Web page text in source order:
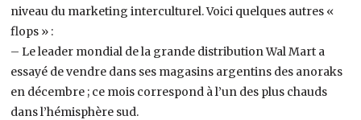
niveau du marketing interculturel. Voici quelques autres «
flops » :
– Le leader mondial de la grande distribution Wal Mart a
essayé de vendre dans ses magasins argentins des anoraks
en décembre ; ce mois correspond à l’un des plus chauds
dans l’hémisphère sud.